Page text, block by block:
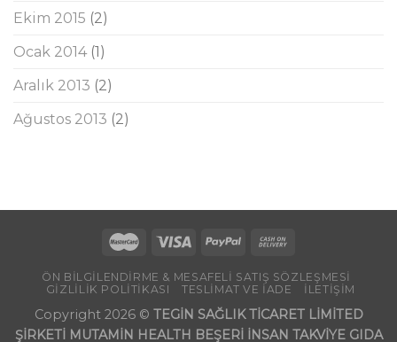
Ekim 2015 (2)
Ocak 2014(1)
Aralık 2013 (2)
Ağustos 2013 (2)
ÖN BİLGİLENDİRME & MESAFELİ SATIŞ SÖZLEŞMESİ
GİZLİLİK POLİTİKASI
TESLİMAT VE İADE İLETİŞİM
Copyright 2026 © TEGİN SAĞLIK TİCARET LİMİTED
ŞİRKETİ MUTAMİN HEALTH BEŞERİ İNSAN TAKVİYE GIDA